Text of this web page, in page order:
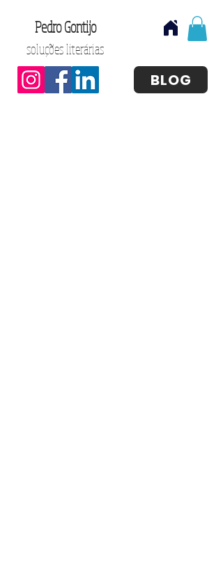
Pedro Gontijo
soluções literárias
BLOG